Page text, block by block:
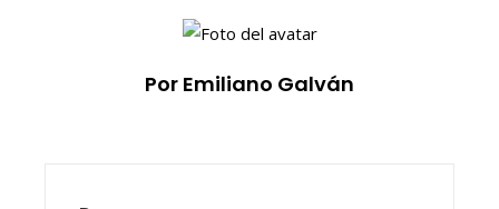
Por Emiliano Galván